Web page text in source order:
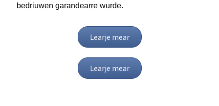
bedriuwen garandearre wurde.
Learje mear
Learje mear